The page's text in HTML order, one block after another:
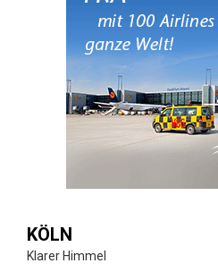
KÖLN
Klarer Himmel